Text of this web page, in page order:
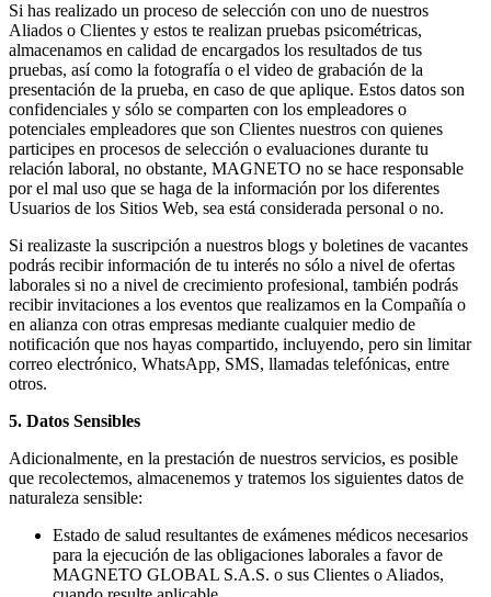
Si has realizado un proceso de selección con uno de nuestros
Aliados o Clientes y estos te realizan pruebas psicométricas,
almacenamos en calidad de encargados los resultados de tus
pruebas, así como la fotografía o el video de grabación de la
presentación de la prueba, en caso de que aplique. Estos datos son
confidenciales y sólo se comparten con los empleadores o
potenciales empleadores que son Clientes nuestros con quienes
participes en procesos de selección o evaluaciones durante tu
relación laboral, no obstante, MAGNETO no se hace responsable
por el mal uso que se haga de la información por los diferentes
Usuarios de los Sitios Web, sea está considerada personal o no.
Si realizaste la suscripción a nuestros blogs y boletines de vacantes
podrás recibir información de tu interés no sólo a nivel de ofertas
laborales si no a nivel de crecimiento profesional, también podrás
recibir invitaciones a los eventos que realizamos en la Compañía o
en alianza con otras empresas mediante cualquier medio de
notificación que nos hayas compartido, incluyendo, pero sin limitar
correo electrónico, WhatsApp, SMS, llamadas telefónicas, entre
otros.
5. Datos Sensibles
Adicionalmente, en la prestación de nuestros servicios, es posible
que recolectemos, almacenemos y tratemos los siguientes datos de
naturaleza sensible:
Estado de salud resultantes de exámenes médicos necesarios
para la ejecución de las obligaciones laborales a favor de
MAGNETO GLOBAL S.A.S. o sus Clientes o Aliados,